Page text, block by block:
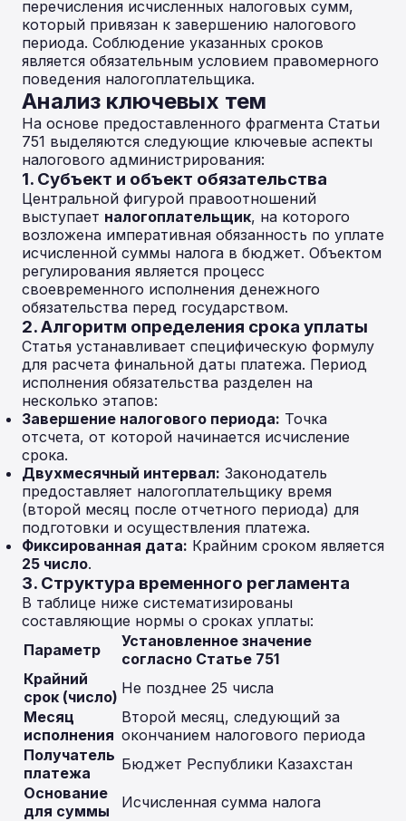
перечисления исчисленных налоговых сумм,
который привязан к завершению налогового
периода. Соблюдение указанных сроков
является обязательным условием правомерного
поведения налогоплательщика.
Анализ ключевых тем
На основе предоставленного фрагмента Статьи
751 выделяются следующие ключевые аспекты
налогового администрирования:
1. Субъект и объект обязательства
Центральной фигурой правоотношений
выступает налогоплательщик, на которого
возложена императивная обязанность по уплате
исчисленной суммы налога в бюджет. Объектом
регулирования является процесс
своевременного исполнения денежного
обязательства перед государством.
2. Алгоритм определения срока уплаты
Статья устанавливает специфическую формулу
для расчета финальной даты платежа. Период
исполнения обязательства разделен на
несколько этапов:
Завершение налогового периода: Точка
отсчета, от которой начинается исчисление
срока.
Двухмесячный интервал: Законодатель
предоставляет налогоплательщику время
(второй месяц после отчетного периода) для
подготовки и осуществления платежа.
Фиксированная дата: Крайним сроком является
25 число.
3. Структура временного регламента
В таблице ниже систематизированы
составляющие нормы о сроках уплаты:
Параметр
Установленное значение
согласно Статье 751
Крайний
срок (число) Не позднее 25 числа
Месяц
исполнения
Второй месяц, следующий за
окончанием налогового периода
Получатель
платежа
Бюджет Республики Казахстан
Основание
для суммы
Исчисленная сумма налога